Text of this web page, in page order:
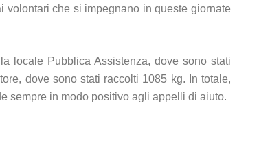
volontari che si impegnano in queste giornate
locale Pubblica Assistenza, dove sono stati
dove sono stati raccolti 1085 kg. In totale,
sempre in modo positivo agli appelli di aiuto.